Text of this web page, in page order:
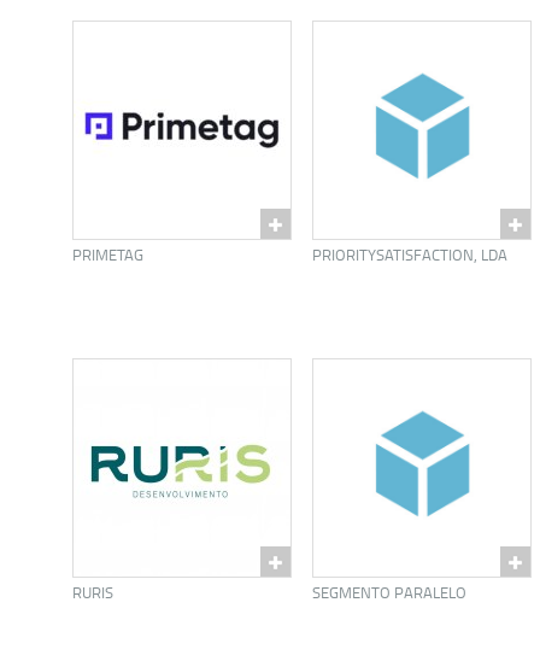
PRIMETAG PRIORITYSATISFACTION, LDA
RURIS SEGMENTO PARALELO